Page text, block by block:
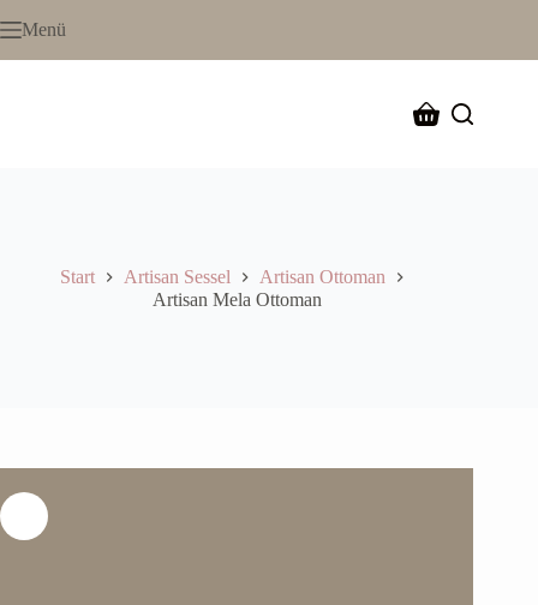
Menü
Start Artisan Sessel
Artisan Ottoman
Artisan Mela Ottoman